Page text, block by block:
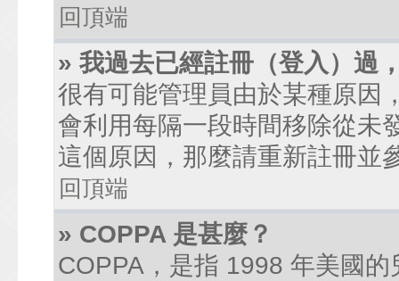
回頂端
» 我過去已經註冊（登入）過
很有可能管理員由於某種原因
會利用每隔一段時間移除從未
這個原因，那麼請重新註冊並
回頂端
» COPPA 是甚麼？
COPPA，是指 1998 年美國